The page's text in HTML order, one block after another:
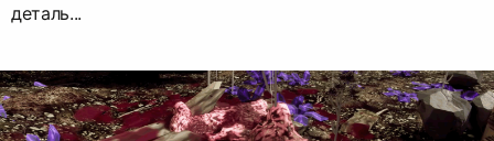
деталь...